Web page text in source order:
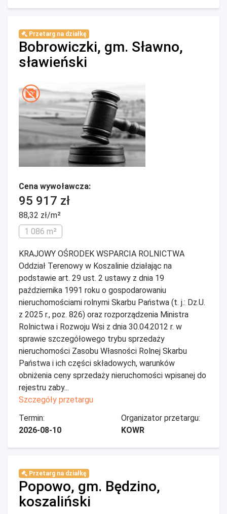
Przetarg na działkę
Bobrowiczki, gm. Sławno,
sławieński
Cena wywoławcza:
95 917 zł
88,32 zł/m²
1 086 m²
KRAJOWY OŚRODEK WSPARCIA ROLNICTWA
Oddział Terenowy w Koszalinie działając na
podstawie art. 29 ust. 2 ustawy z dnia 19
października 1991 roku o gospodarowaniu
nieruchomościami rolnymi Skarbu Państwa (t. j.: Dz.U.
z 2025 r., poz. 826) oraz rozporządzenia Ministra
Rolnictwa i Rozwoju Wsi z dnia 30.04.2012 r. w
sprawie szczegółowego trybu sprzedaży
nieruchomości Zasobu Własności Rolnej Skarbu
Państwa i ich części składowych, warunków
obniżenia ceny sprzedaży nieruchomości wpisanej do
rejestru zaby...
Szczegóły przetargu
Termin:
2026-08-10
Organizator przetargu:
KOWR
Przetarg na działkę
Popowo, gm. Będzino,
koszaliński